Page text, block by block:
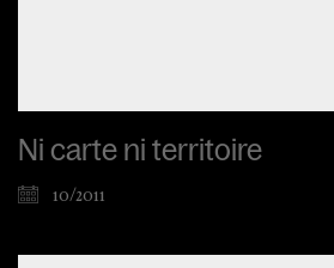
Ni carte ni territoire
10/2011